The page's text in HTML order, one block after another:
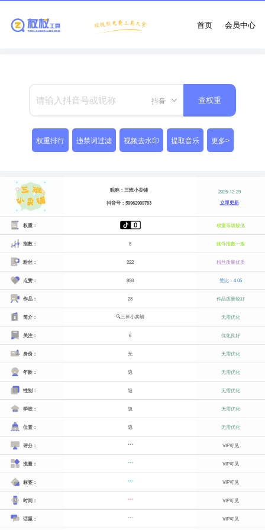
会员中心
首页
抖音 查权重
权重排行 违禁词过滤 视频去水印 提取音乐 更多>
昵称：三班小卖铺
抖音号：59962909763
2025-12-29
立即更新
权重： 权重等级较低
指数： 8 账号指数一般
粉丝： 222 粉丝质量优质
点赞： 898 赞比：4.05
作品： 28 作品质量较好
简介： 🔍三班小卖铺 无需优化
关注： 6 优化良好
身份： 无 无需优化
年龄： 隐 无需优化
性别： 隐 无需优化
学校： 隐 无需优化
位置： 隐 无需优化
评分： *** VIP可见
流量： *** VIP可见
标签： *** VIP可见
时间： *** VIP可见
话题： *** VIP可见